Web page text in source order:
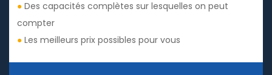
● Des capacités complètes sur lesquelles on peut
compter
● Les meilleurs prix possibles pour vous